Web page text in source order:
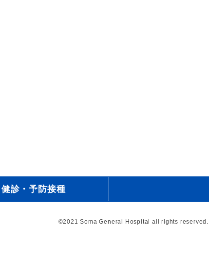
健診・予防接種
©2021 Soma General Hospital all rights reserved.